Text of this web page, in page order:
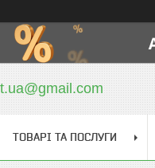
ТОВАРІ ТА ПОСЛУГИ